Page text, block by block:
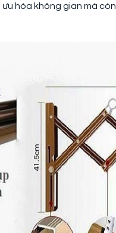
hóa không gian mà